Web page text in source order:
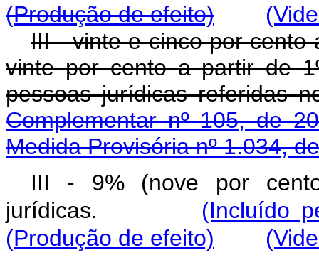
(Produção de efeito)
III - vinte e cinco por cento
vinte por cento a partir de
pessoas jurídicas referidas
Complementar nº 105, de
Medida Provisória nº 1.034,
III - 9% (nove por
jurídicas. (Incluído
(Produção de efeito)